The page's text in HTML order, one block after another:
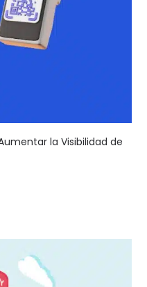
la Visibilidad de